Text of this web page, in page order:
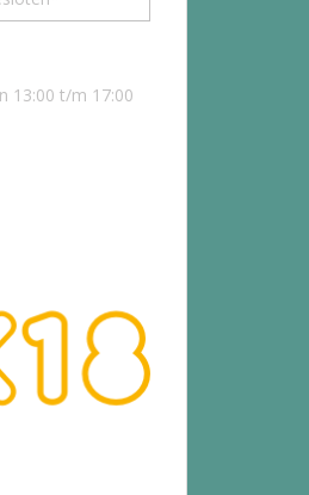
13:00 t/m 17:00